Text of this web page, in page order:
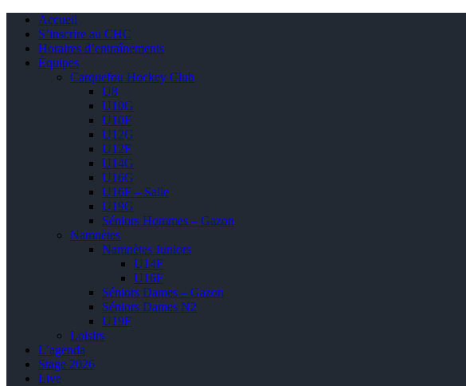
Accueil
S’inscrire au CHC
Horaires d’entraînements
Équipes
Carquefou Hockey Club
U8
U10G
U10F
U12G
U12F
U14G
U16G
U16F – Salle
U19G
Séniors Hommes – Gazon
Namnètes
Namnètes Juniors
U14F
U16F
Séniors Dames – Gazon
Séniors Dames N2
U19F
Loisirs
L’agenda
Stage 2026
Live